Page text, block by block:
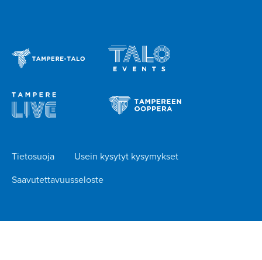
Tietosuoja
Usein kysytyt kysymykset
Saavutettavuusseloste